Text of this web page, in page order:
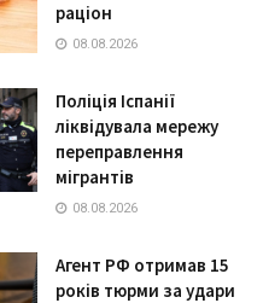
раціон
08.08.2026
Поліція Іспанії
ліквідувала мережу
переправлення
мігрантів
08.08.2026
Агент РФ отримав 15
років тюрми за удари